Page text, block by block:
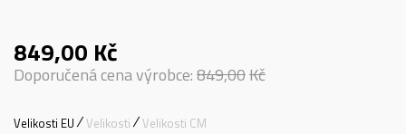
849,00 Kč
Doporučená cena výrobce:849,00Kč
Velikosti EU Velikosti Velikosti CM